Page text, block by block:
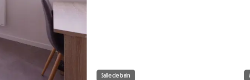
Salle de bain